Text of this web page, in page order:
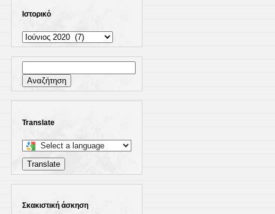
Ιστορικό
Ιστορικό
για:
Translate
Select
a
language
translate
Translate
Σκακιστική άσκηση